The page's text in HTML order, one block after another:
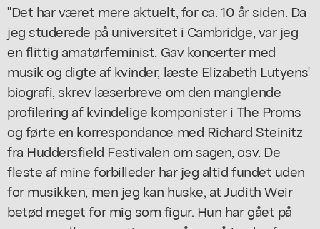
"Det har været mere aktuelt, for ca. 10 år siden. Da
jeg studerede på universitet i Cambridge, var jeg
en flittig amatørfeminist. Gav koncerter med
musik og digte af kvinder, læste Elizabeth Lutyens'
biografi, skrev læserbreve om den manglende
profilering af kvindelige komponister i The Proms
og førte en korrespondance med Richard Steinitz
fra Huddersfield Festivalen om sagen, osv. De
fleste af mine forbilleder har jeg altid fundet uden
for musikken, men jeg kan huske, at Judith Weir
betød meget for mig som figur. Hun har gået på